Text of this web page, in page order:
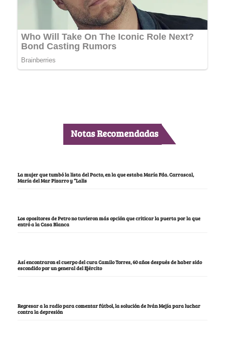
Notas Recomendadas
La mujer que tumbó la lista del Pacto, en la que estaba María Fda. Carrascal,
María del Mar Pizarro y “Lalis
Los opositores de Petro no tuvieron más opción que criticar la puerta por la que
entró a la Casa Blanca
Así encontraron el cuerpo del cura Camilo Torres, 60 años después de haber sido
escondido por un general del Ejército
Regresar a la radio para comentar fútbol, la solución de Iván Mejía para luchar
contra la depresión